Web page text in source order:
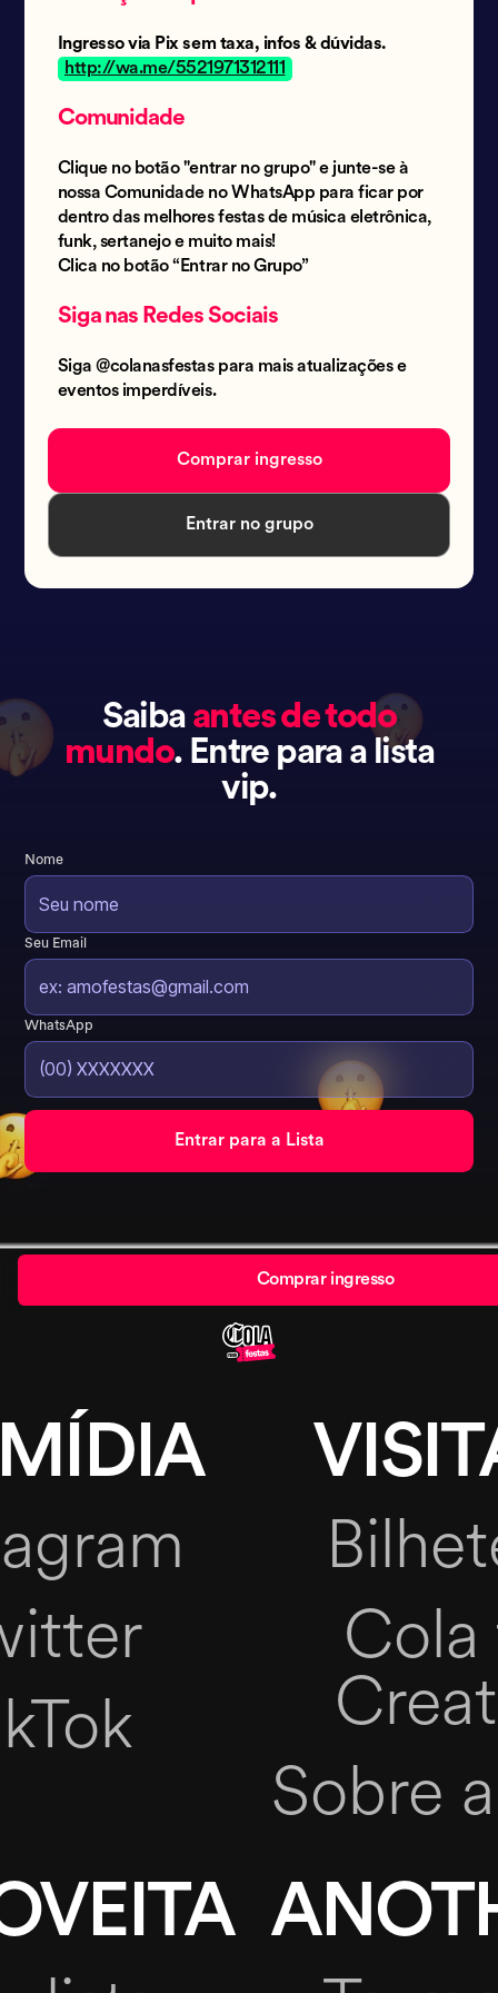
Ingresso via Pix sem taxa, infos & dúvidas.
http://wa.me/5521971312111
Comunidade
Clique no botão "entrar no grupo" e junte-se à
nossa Comunidade no WhatsApp para ficar por
dentro das melhores festas de música eletrônica,
funk, sertanejo e muito mais!
Clica no botão “Entrar no Grupo”
Siga nas Redes Sociais
Siga @colanasfestas para mais atualizações e
eventos imperdíveis.
Comprar ingresso
Entrar no grupo
Saiba antes de todo
mundo. Entre para a lista
vip.
Nome
Seu Email
WhatsApp
Comprar ingresso
Cola
Sobre